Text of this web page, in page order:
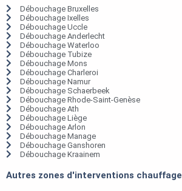
Débouchage Bruxelles
Débouchage Ixelles
Débouchage Uccle
Débouchage Anderlecht
Débouchage Waterloo
Débouchage Tubize
Débouchage Mons
Débouchage Charleroi
Débouchage Namur
Débouchage Schaerbeek
Débouchage Rhode-Saint-Genèse
Débouchage Ath
Débouchage Liège
Débouchage Arlon
Débouchage Manage
Débouchage Ganshoren
Débouchage Kraainem
Autres zones d'interventions chauffage